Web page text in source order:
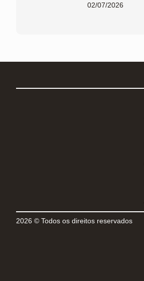
02/07/2026
2026 © Todos os direitos reservados